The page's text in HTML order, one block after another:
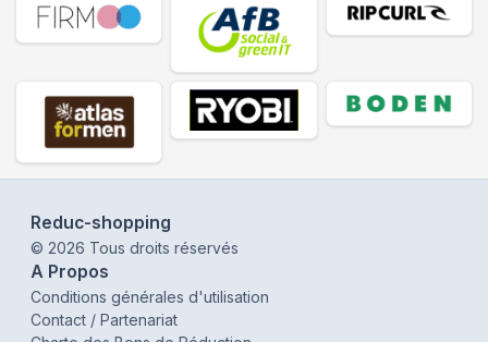
Reduc-shopping
© 2026 Tous droits réservés
A Propos
Conditions générales d'utilisation
Contact / Partenariat